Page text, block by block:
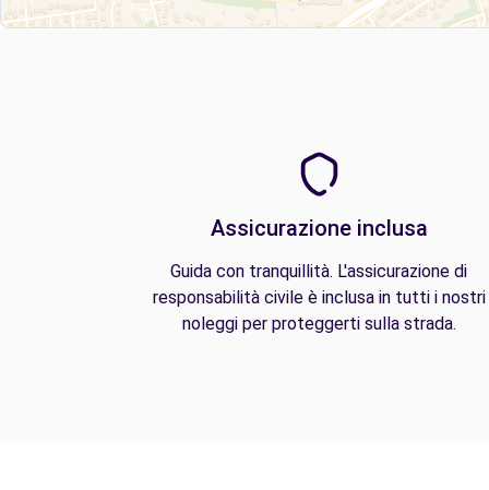
Assicurazione inclusa
Guida con tranquillità. L'assicurazione di
responsabilità civile è inclusa in tutti i nostri
noleggi per proteggerti sulla strada.